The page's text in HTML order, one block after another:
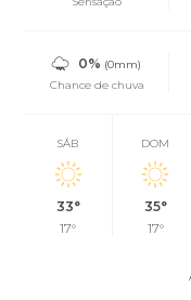
0% (0mm)
Chance de chuva
SÁB
33°
17°
DOM
35°
17°